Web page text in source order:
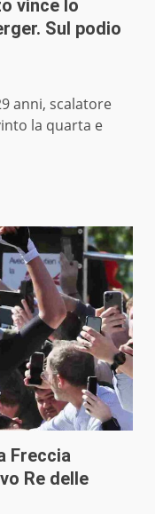
vince lo
Sul podio
anni, scalatore
la quarta e
Freccia
Re delle